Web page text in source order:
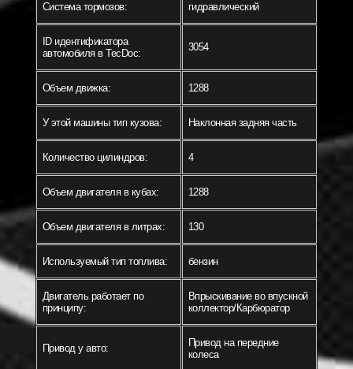
Система тормозов: гидравлический
ID идентификатора
автомобиля в TecDoc:
3054
Объем движка: 1288
У этой машины тип кузова: Наклонная задняя часть
Количество цилиндров: 4
Объем двигателя в кубах: 1288
Объем двигателя в литрах: 130
Используемый тип топлива: бензин
Двигатель работает по
принципу:
Впрыскивание во впускной
коллектор/Карбюратор
Привод у авто:
Привод на передние
колеса